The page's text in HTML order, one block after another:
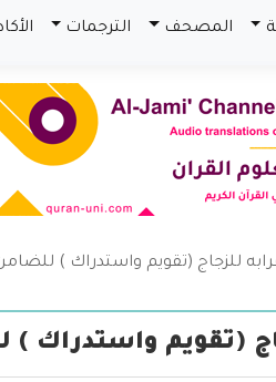
المصحف الترجمات
للزجاج (تقويم واستدراك )
(تقويم واستدراك )